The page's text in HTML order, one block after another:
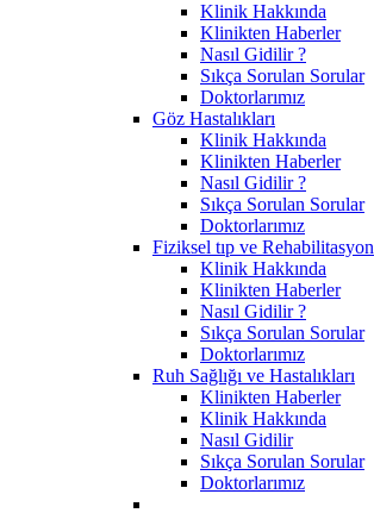
Klinik Hakkında
Klinikten Haberler
Nasıl Gidilir ?
Sıkça Sorulan Sorular
Doktorlarımız
Göz Hastalıkları
Klinik Hakkında
Klinikten Haberler
Nasıl Gidilir ?
Sıkça Sorulan Sorular
Doktorlarımız
Fiziksel tıp ve Rehabilitasyon
Klinik Hakkında
Klinikten Haberler
Nasıl Gidilir ?
Sıkça Sorulan Sorular
Doktorlarımız
Ruh Sağlığı ve Hastalıkları
Klinikten Haberler
Klinik Hakkında
Nasıl Gidilir
Sıkça Sorulan Sorular
Doktorlarımız